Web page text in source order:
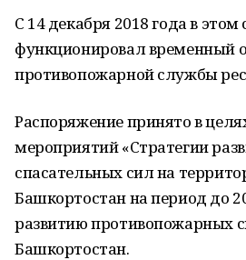
С 14 декабря 2018 года в этом
функционировал временный
противопожарной службы
Распоряжение принято в
мероприятий «Стратегии
спасательных сил на
Башкортостан на период до
развитию противопожарных
Башкортостан.